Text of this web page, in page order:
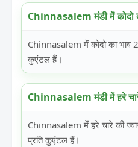
Chinnasalem मंडी में कोदो
Chinnasalem में कोदो का
कुएंटल हैं।
Chinnasalem मंडी में हरे चारे
Chinnasalem में हरे चारे की
प्रति कुएंटल हैं।